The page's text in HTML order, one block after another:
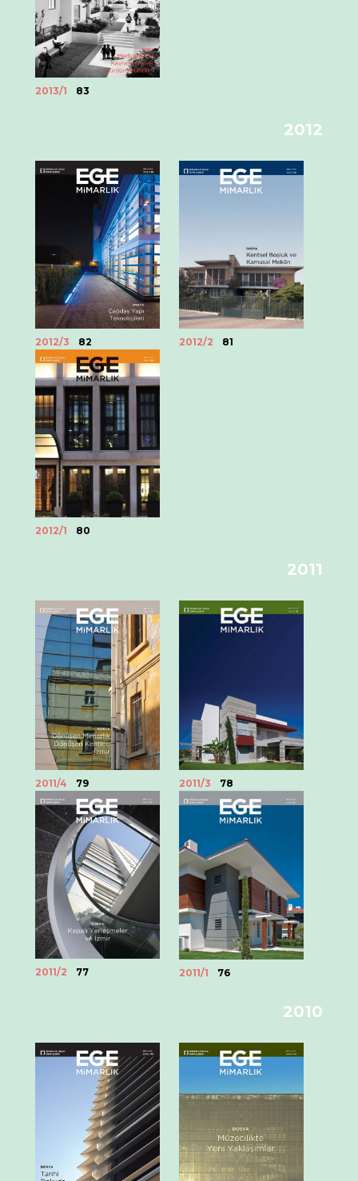
2010
2011
2011/4 79 2011/3 78
2011/2 77 2011/1 76
2012
2012/3 82 2012/2 81
2012/1 80
2013/1 83